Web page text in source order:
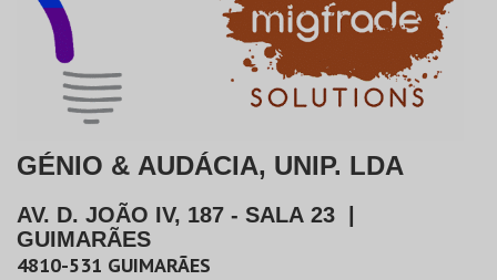
GÉNIO & AUDÁCIA, UNIP. LDA
AV. D. JOÃO IV, 187 - SALA 23
GUIMARÃES
4810-531 GUIMARÃES